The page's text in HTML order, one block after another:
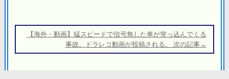
ー 【海外・動画】猛スピードで信号無した車が突っ込んでくる
事故。ドラレコ動画が投稿される。 次の記事→